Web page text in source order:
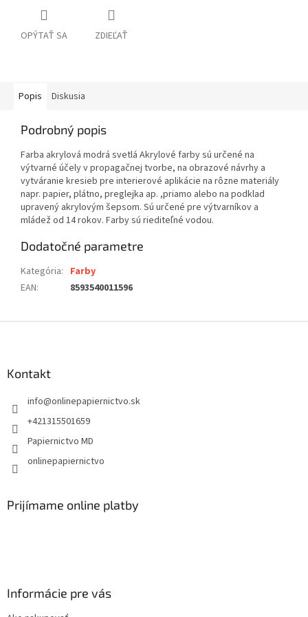
OPÝTAŤ SA ZDIEĽAŤ
Popis Diskusia
Podrobný popis
Farba akrylová modrá svetlá Akrylové farby sú určené na
výtvarné účely v propagačnej tvorbe, na obrazové návrhy a
vytváranie kresieb pre interierové aplikácie na rôzne materiály
napr. papier, plátno, preglejka ap. ,priamo alebo na podklad
upravený akrylovým šepsom. Sú určené pre výtvarníkov a
mládež od 14 rokov. Farby sú riediteľné vodou.
Dodatočné parametre
Kategória: Farby
EAN: 8593540011596
Kontakt
info@onlinepapiernictvo.sk
+421315501659
Papiernictvo MD
onlinepapiernictvo
Prijímame online platby
Informácie pre vás